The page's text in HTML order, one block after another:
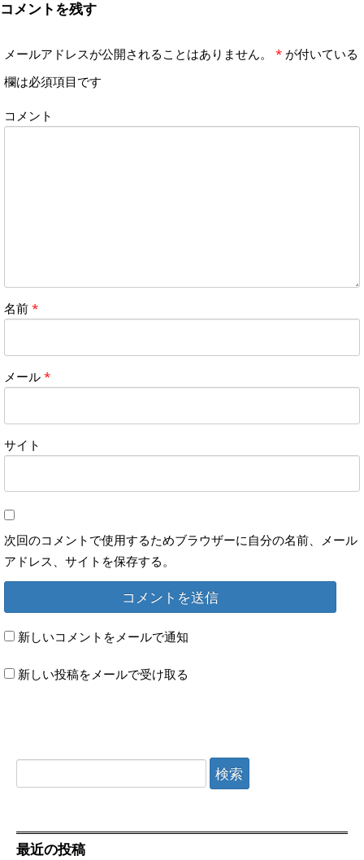
コメントを残す
メールアドレスが公開されることはありません。 * が付いている
欄は必須項目です
コメント
名前 *
メール *
サイト
次回のコメントで使用するためブラウザーに自分の名前、メール
アドレス、サイトを保存する。
新しいコメントをメールで通知
新しい投稿をメールで受け取る
最近の投稿